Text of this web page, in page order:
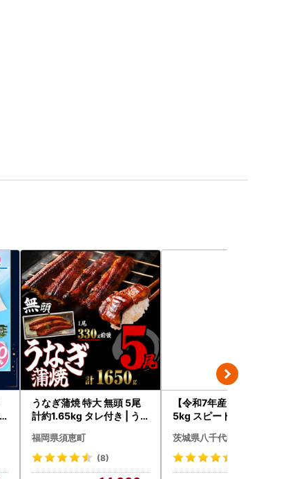
うなぎ蒲焼 特大 無頭 5尾
計約1.65kg タレ付き | う
福岡県須恵町
(8)
【令和7年産】コシヒカリ
5kg スピード発送 精米 5k
町
茨城県八千代町